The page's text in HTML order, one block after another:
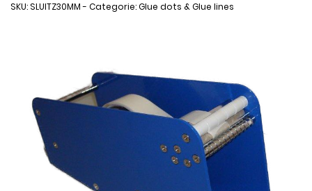
SKU: SLUITZ30MM - Categorie: Glue dots & Glue lines